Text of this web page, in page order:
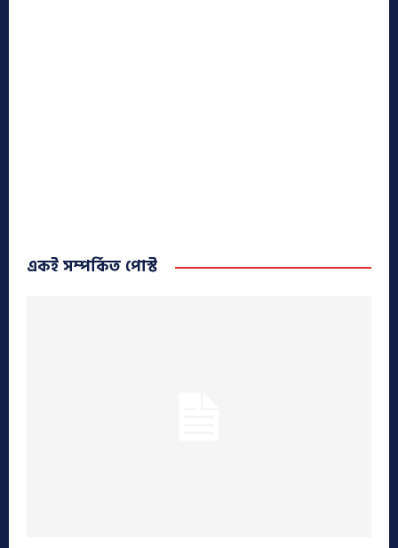
একই সম্পর্কিত পোস্ট